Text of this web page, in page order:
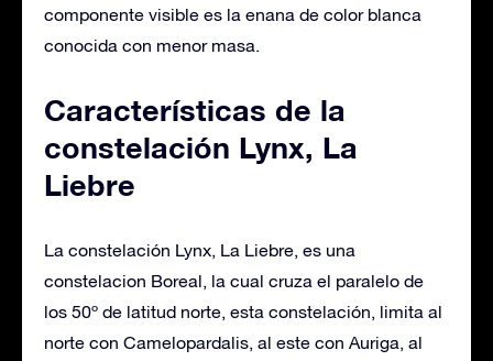
componente visible es la enana de color blanca
conocida con menor masa.
Características de la
constelación Lynx, La
Liebre
La constelación Lynx, La Liebre, es una
constelacion Boreal, la cual cruza el paralelo de
los 50º de latitud norte, esta constelación, limita al
norte con Camelopardalis, al este con Auriga, al